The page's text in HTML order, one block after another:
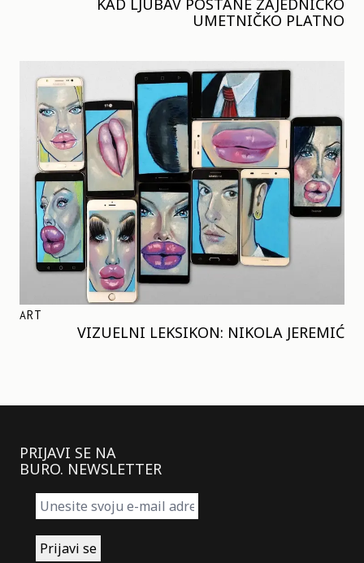
KAD LJUBAV POSTANE ZAJEDNIČKO
UMETNIČKO PLATNO
ART
VIZUELNI LEKSIKON: NIKOLA JEREMIĆ
PRIJAVI SE NA
BURO. NEWSLETTER